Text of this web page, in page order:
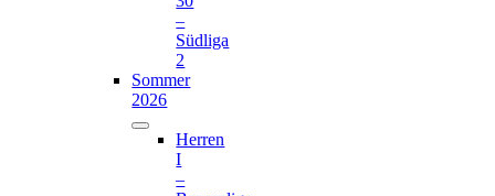
–
Südliga
2
Sommer
2026
Herren
I
–